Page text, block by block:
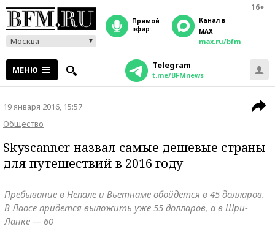
16+
Москва
прямой
эфир
Канал в
MAX
max.ru/bfm
МЕНЮ Telegram
t.me/BFMnews
19 января 2016, 15:57
Общество
Skyscanner назвал самые дешевые страны
для путешествий в 2016 году
Пребывание в Непале и Вьетнаме обойдется в 45 долларов.
В Лаосе придется выложить уже 55 долларов, а в Шри-
Ланке — 60